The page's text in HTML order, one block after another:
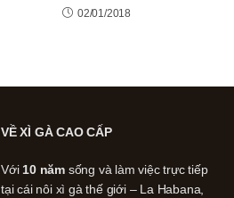
02/01/2018
VỀ XÌ GÀ CAO CẤP
Với 10 năm sống và làm việc trực tiếp
tại cái nôi xì gà thế giới – La Habana,